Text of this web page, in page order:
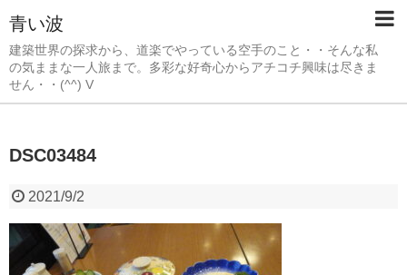
青い波
建築世界の探求から、道楽でやっている空手のこと・・そんな私
の気ままな一人旅まで。多彩な好奇心からアチコチ興味は尽きま
せん・・(^^) V
DSC03484
2021/9/2